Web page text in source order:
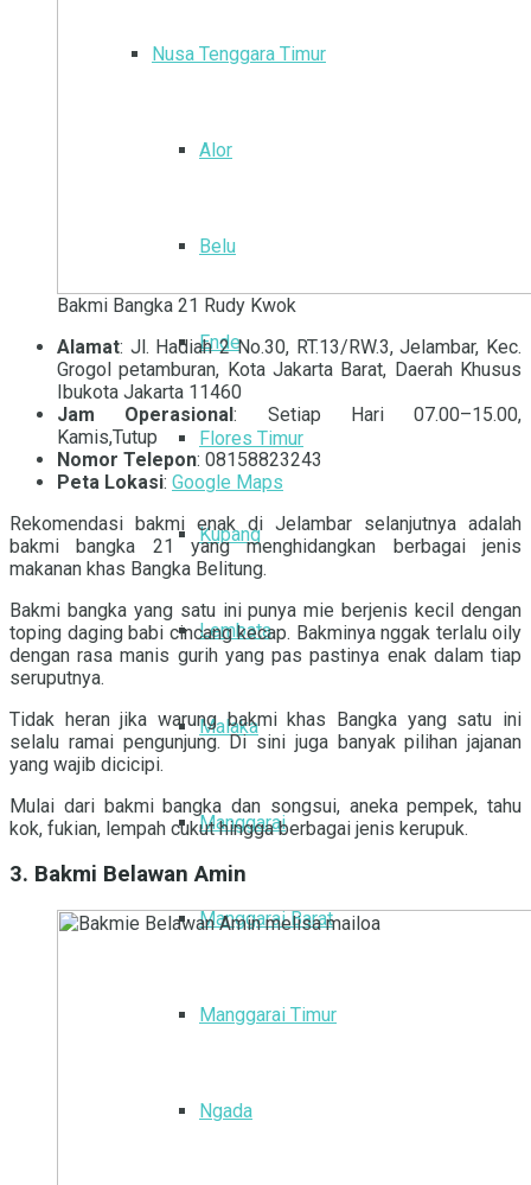
Nusa Tenggara Timur
Alor
Belu
Ende
Flores Timur
Kupang
Lembata
Malaka
Manggarai
Manggarai Barat
Manggarai Timur
Ngada
Bakmi Bangka 21 Rudy Kwok
Alamat: Jl. Hadiah 2 No.30, RT.13/RW.3, Jelambar, Kec.
Grogol petamburan, Kota Jakarta Barat, Daerah Khusus
Ibukota Jakarta 11460
Jam Operasional: Setiap Hari 07.00–15.00,
Kamis,Tutup
Nomor Telepon: 08158823243
Peta Lokasi: Google Maps
Rekomendasi bakmi enak di Jelambar selanjutnya adalah
bakmi bangka 21 yang menghidangkan berbagai jenis
makanan khas Bangka Belitung.
Bakmi bangka yang satu ini punya mie berjenis kecil dengan
toping daging babi cincang kecap. Bakminya nggak terlalu oily
dengan rasa manis gurih yang pas pastinya enak dalam tiap
seruputnya.
Tidak heran jika warung bakmi khas Bangka yang satu ini
selalu ramai pengunjung. Di sini juga banyak pilihan jajanan
yang wajib dicicipi.
Mulai dari bakmi bangka dan songsui, aneka pempek, tahu
kok, fukian, lempah cukut hingga berbagai jenis kerupuk.
3. Bakmi Belawan Amin